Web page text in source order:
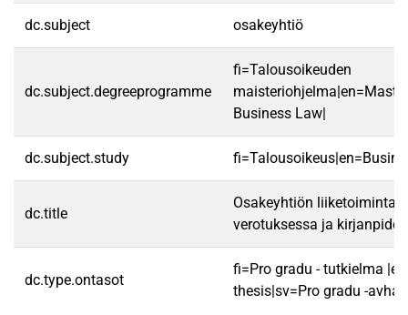
dc.subject osakeyhtiö
dc.subject.degreeprogramme
fi=Talousoikeuden
Business Law|
dc.subject.study
dc.title
Osakeyhtiön
verotuksessa ja
dc.type.ontasot
fi=Pro gradu - tutkielma
thesis|sv=Pro gradu -